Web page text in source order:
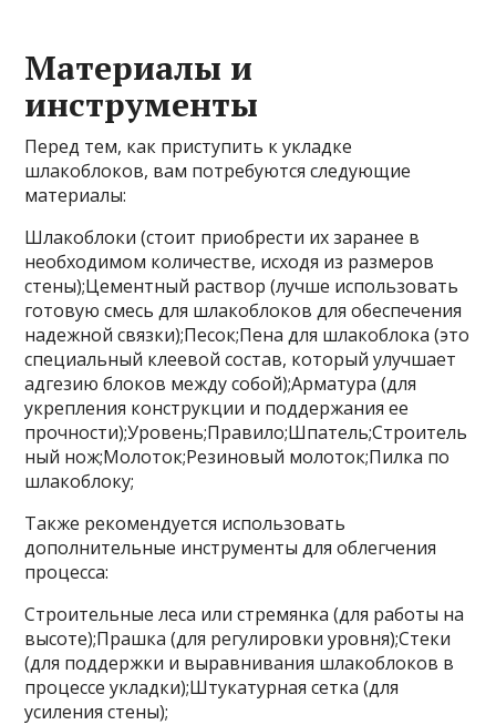
Материалы и
инструменты
Перед тем, как приступить к укладке
шлакоблоков, вам потребуются следующие
материалы:
Шлакоблоки (стоит приобрести их заранее в
необходимом количестве, исходя из размеров
стены);Цементный раствор (лучше использовать
готовую смесь для шлакоблоков для обеспечения
надежной связки);Песок;Пена для шлакоблока (это
специальный клеевой состав, который улучшает
адгезию блоков между собой);Арматура (для
укрепления конструкции и поддержания ее
прочности);Уровень;Правило;Шпатель;Строитель
ный нож;Молоток;Резиновый молоток;Пилка по
шлакоблоку;
Также рекомендуется использовать
дополнительные инструменты для облегчения
процесса:
Строительные леса или стремянка (для работы на
высоте);Прашка (для регулировки уровня);Стеки
(для поддержки и выравнивания шлакоблоков в
процессе укладки);Штукатурная сетка (для
усиления стены);